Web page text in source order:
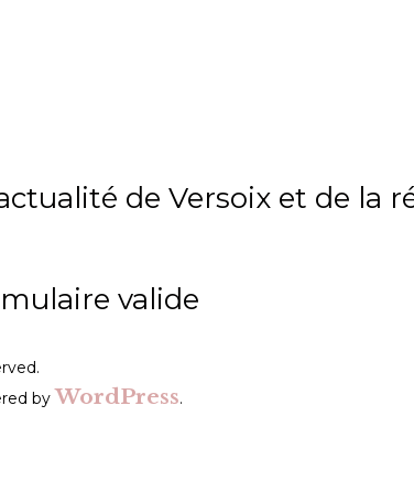
de Versoix et de
valide
by WordPress.